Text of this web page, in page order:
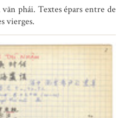
phái. Textes épars entre de
vierges.